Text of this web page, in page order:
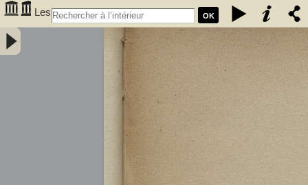
OK
Les
maladies microbiennes des vins : fermentation alcoolique, maladies
microbiennes, casse des vins, hygiène du vin, traitements des vins
malades / par A. Bouffard,... - Bouffard, A. (18XX-.... ; œnologue).